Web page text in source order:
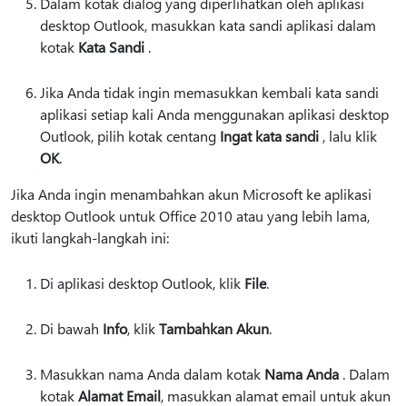
desktop Outlook, masukkan kata sandi aplikasi dalam
kotak Kata Sandi .
Jika Anda tidak ingin memasukkan kembali kata sandi
aplikasi setiap kali Anda menggunakan aplikasi desktop
Outlook, pilih kotak centang Ingat kata sandi , lalu klik
OK.
Jika Anda ingin menambahkan akun Microsoft ke aplikasi
desktop Outlook untuk Office 2010 atau yang lebih lama,
ikuti langkah-langkah ini:
Di aplikasi desktop Outlook, klik File.
Di bawah Info, klikTambahkan Akun.
Masukkan nama Anda dalam kotak Nama Anda . Dalam
kotakAlamat Email, masukkan alamat email untuk akun